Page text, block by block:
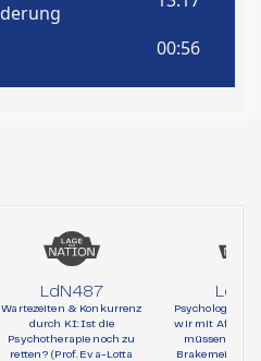
LdN487
Wartezeiten & Konkurrenz
durch KI: Ist die
Psychotherapie noch zu
retten? (Prof. Eva-Lotta
Psychologie
wir mit AfD-
müssen (Prof.
Brakemeier,